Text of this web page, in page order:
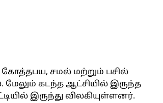
சமல் மற்றும் பசில்
கடந்த ஆட்சியில் இருந்த
இருந்து விலகியுள்ளனர்.